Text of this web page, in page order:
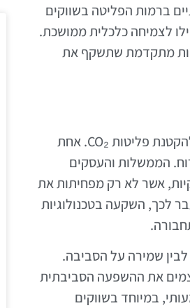
ברמות הפליטה בשווקים
לצמיחה כלכלית ממושכת.
מתקדמת שתשקף את
בשוק המתפתח, גישות חדשות לפיתוח בר קיימא מציעות פתרונות יצירתיים להקטנת פליטות CO₂. אחת
הממשלות והעסקים
אשר לא רק מפחיתות את
לכך, השקעה בטכנולוגיות
שמירה על הסביבה.
את ההשפעה הסביבתית
במיוחד בשווקים